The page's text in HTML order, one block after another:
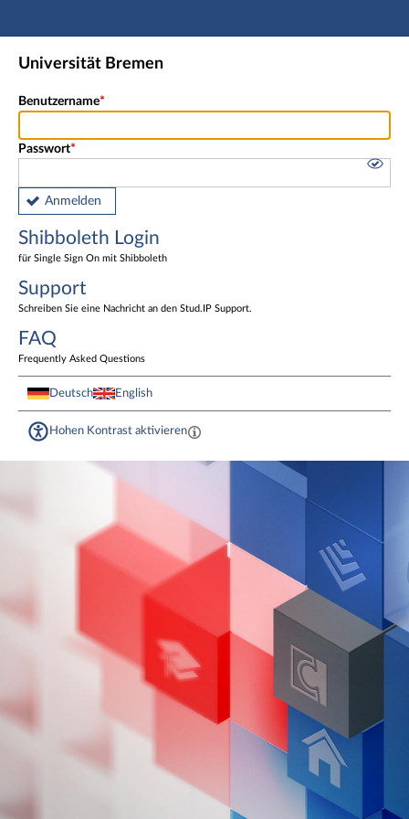
Hauptnavigation
Shibboleth Login
Universität Bremen
Benutzername
Passwort
Anmelden
Shibboleth Login
für Single Sign On mit Shibboleth
Support
Schreiben Sie eine Nachricht an den Stud.IP Support.
FAQ
Frequently Asked Questions
Deutsch English
Hohen Kontrast aktivieren